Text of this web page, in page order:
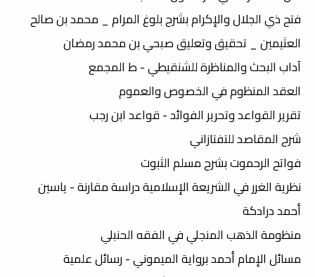
فتح ذي الجلال والإكرام بشرح بلوغ المرام _ محمد بن صالح
العثيمين _ تحقيق وتعليق صبحي بن محمد رمضان
آداب البحث والمناظرة للشنقيطي - ط المجمع
العقد المنظوم في الخصوص والعموم
تقرير القواعد وتحرير الفوائد - قواعد ابن رجب
شرح المقاصد للتفتازاني
فواتح الرحموت بشرح مسلم الثبوت
نظرية الغرر في الشريعة الإسلامية دراسة مقارنة - ياسين
أحمد درادكة
منظومة الذهب المنجلي في الفقه الحنبلي
مسائل الإمام أحمد برواية الميموني - رسائل علمية